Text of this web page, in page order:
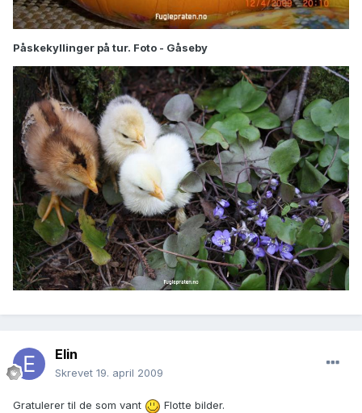
Påskekyllinger på tur. Foto - Gåseby
Elin
Skrevet 19. april 2009
Gratulerer til de som vant Flotte bilder.